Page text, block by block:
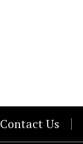
Contact Us